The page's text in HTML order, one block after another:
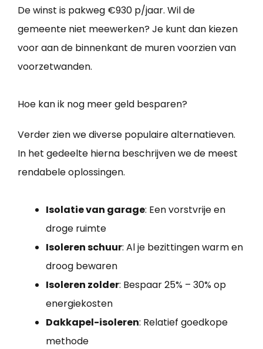
De winst is pakweg €930 p/jaar. Wil de
gemeente niet meewerken? Je kunt dan kiezen
voor aan de binnenkant de muren voorzien van
voorzetwanden.
Hoe kan ik nog meer geld besparen?
Verder zien we diverse populaire alternatieven.
In het gedeelte hierna beschrijven we de meest
rendabele oplossingen.
Isolatie van garage: Een vorstvrije en
droge ruimte
Isoleren schuur: Al je bezittingen warm en
droog bewaren
Isoleren zolder: Bespaar 25% – 30% op
energiekosten
Dakkapel-isoleren: Relatief goedkope
methode